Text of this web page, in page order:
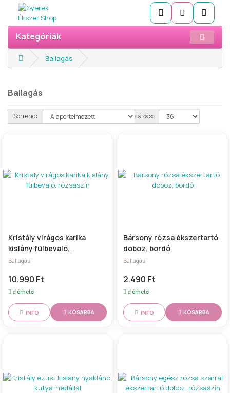
Kategóriák
Ballagás
Ballagás
Sorrend: Listázás:
Kristály virágos karika
kislány fülbevaló,
rózsaszín
Ballagás
10.990 Ft
elérhető
INFO KOSÁRBA
Bársony rózsa ékszertartó
doboz, bordó
Ballagás
2.490 Ft
elérhető
INFO KOSÁRBA